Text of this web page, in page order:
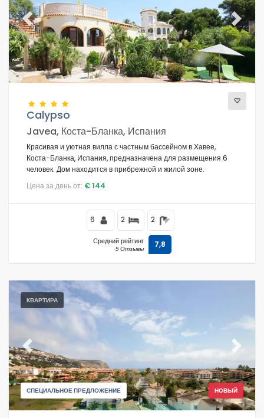
Previous Next
Calypso
Javea, Коста-Бланка, Испания
Красивая и уютная вилла с частным бассейном в Хавее,
Коста-Бланка, Испания, предназначена для размещения 6
человек. Дом находится в прибрежной и жилой зоне.
Цена за день от: € 144
6 2 2
Средний рейтинг
5 Отзывы 7,8
КВАРТИРА
НОВЫЙ
СПЕЦИАЛЬНОЕ ПРЕДЛОЖЕНИЕ
Previous Next